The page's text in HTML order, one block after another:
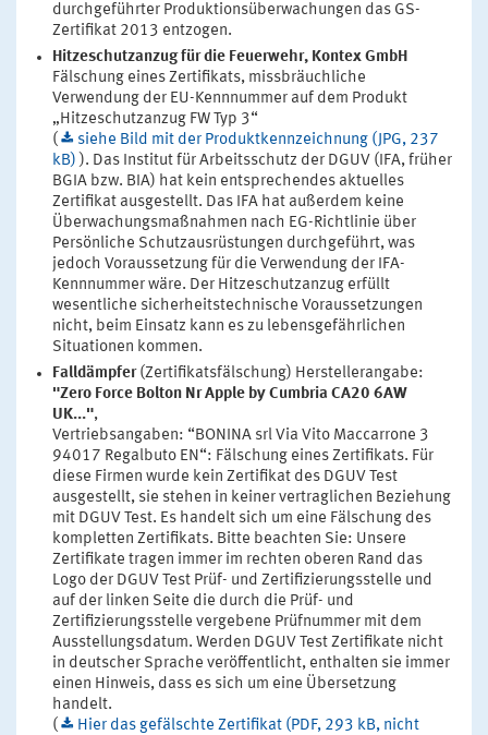
durchgeführter Produktionsüberwachungen das GS-
Zertifikat 2013 entzogen.
Hitzeschutzanzug für die Feuerwehr, Kontex GmbH
Fälschung eines Zertifikats, missbräuchliche
Verwendung der EU-Kennnummer auf dem Produkt
„Hitzeschutzanzug FW Typ 3“
(
siehe Bild mit der Produktkennzeichnung (JPG, 237
kB) ). Das Institut für Arbeitsschutz der DGUV (IFA, früher
BGIA bzw. BIA) hat kein entsprechendes aktuelles
Zertifikat ausgestellt. Das IFA hat außerdem keine
Überwachungsmaßnahmen nach EG-Richtlinie über
Persönliche Schutzausrüstungen durchgeführt, was
jedoch Voraussetzung für die Verwendung der IFA-
Kennnummer wäre. Der Hitzeschutzanzug erfüllt
wesentliche sicherheitstechnische Voraussetzungen
nicht, beim Einsatz kann es zu lebensgefährlichen
Situationen kommen.
Falldämpfer(Zertifikatsfälschung) Herstellerangabe:
"Zero Force Bolton Nr Apple by Cumbria CA20 6AW
UK...",
Vertriebsangaben: “BONINA srl Via Vito Maccarrone 3
94017 Regalbuto EN“: Fälschung eines Zertifikats. Für
diese Firmen wurde kein Zertifikat des DGUV Test
ausgestellt, sie stehen in keiner vertraglichen Beziehung
mit DGUV Test. Es handelt sich um eine Fälschung des
kompletten Zertifikats. Bitte beachten Sie: Unsere
Zertifikate tragen immer im rechten oberen Rand das
Logo der DGUV Test Prüf- und Zertifizierungsstelle und
auf der linken Seite die durch die Prüf- und
Zertifizierungsstelle vergebene Prüfnummer mit dem
Ausstellungsdatum. Werden DGUV Test Zertifikate nicht
in deutscher Sprache veröffentlicht, enthalten sie immer
einen Hinweis, dass es sich um eine Übersetzung
handelt.
(
Hier das gefälschte Zertifikat (PDF, 293 kB, nicht